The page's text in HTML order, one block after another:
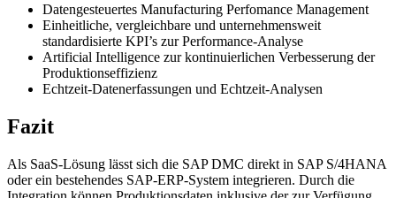
Datengesteuertes Manufacturing Perfomance Management
Einheitliche, vergleichbare und unternehmensweit
standardisierte KPI’s zur Performance-Analyse
Artificial Intelligence zur kontinuierlichen Verbesserung der
Produktionseffizienz
Echtzeit-Datenerfassungen und Echtzeit-Analysen
Fazit
Als SaaS-Lösung lässt sich die SAP DMC direkt in SAP S/4HANA
oder ein bestehendes SAP-ERP-System integrieren. Durch die